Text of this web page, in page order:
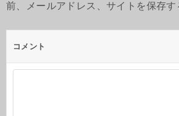
前、メールアドレス、サイトを保存す
コメント